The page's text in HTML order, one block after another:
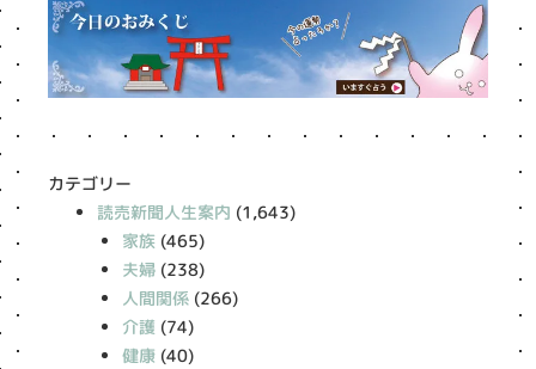
カテゴリー
読売新聞人生案内 (1,643)
家族(465)
夫婦(238)
人間関係(266)
介護 (74)
健康(40)